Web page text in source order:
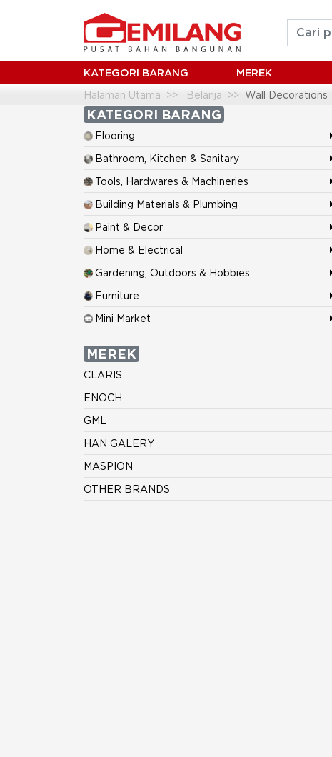
KATEGORI BARANG MEREK
Halaman Utama Belanja Wall Decorations
KATEGORI BARANG
Flooring
Bathroom, Kitchen & Sanitary
Tools, Hardwares & Machineries
Building Materials & Plumbing
Paint & Decor
Home & Electrical
Gardening, Outdoors & Hobbies
Furniture
Mini Market
MEREK
CLARIS
ENOCH
GML
HAN GALERY
MASPION
OTHER BRANDS